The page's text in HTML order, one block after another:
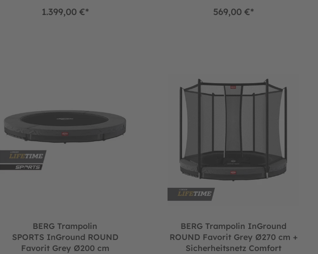
1.399,00 €* 569,00 €*
BERG Trampolin
SPORTS InGround ROUND
Favorit Grey Ø200 cm
BERG Trampolin InGround
ROUND Favorit Grey Ø270 cm +
Sicherheitsnetz Comfort